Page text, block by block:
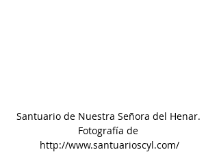
Santuario de Nuestra Señora del Henar.
Fotografía de
http://www.santuarioscyl.com/